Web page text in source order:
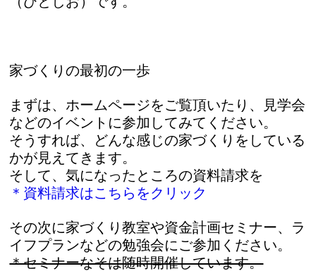
家づくりの最初の一歩
まずは、ホームページをご覧頂いたり、見学会
などのイベントに参加してみてください。
そうすれば、どんな感じの家づくりをしている
かが見えてきます。
そして、気になったところの資料請求を
＊資料請求はこちらをクリック
その次に家づくり教室や資金計画セミナー、ラ
イフプランなどの勉強会にご参加ください。
＊セミナーなそは随時開催しています。